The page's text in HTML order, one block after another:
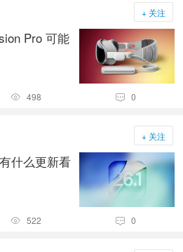
+ 关注
Pro 可能
 498  0
+ 关注
什么更新看
 522  0